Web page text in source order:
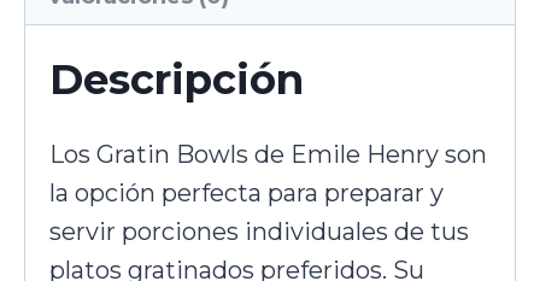
Descripción
Los Gratin Bowls de Emile Henry son
la opción perfecta para preparar y
servir porciones individuales de tus
platos gratinados preferidos. Su